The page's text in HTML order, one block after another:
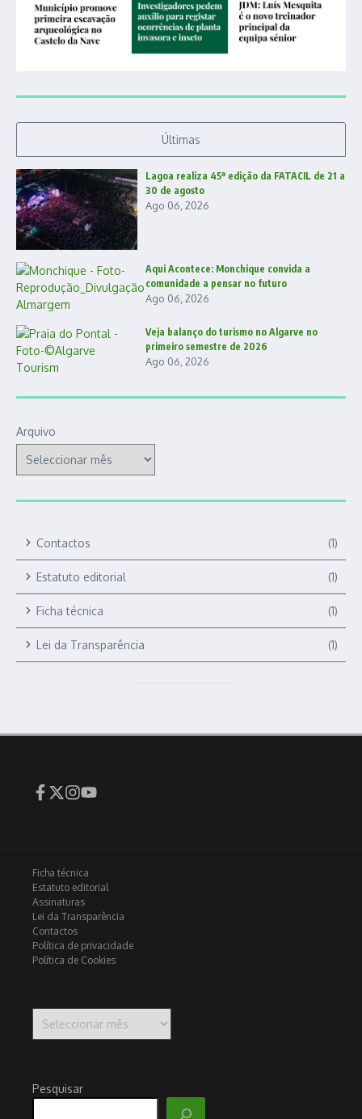
Últimas
Lagoa realiza 45ª edição da FATACIL de 21 a
30 de agosto
Ago 06, 2026
Aqui Acontece: Monchique convida a
comunidade a pensar no futuro
Ago 06, 2026
Veja balanço do turismo no Algarve no
primeiro semestre de 2026
Ago 06, 2026
Arquivo
Contactos (1)
Estatuto editorial (1)
Ficha técnica (1)
Lei da Transparência (1)
Ficha técnica
Estatuto editorial
Assinaturas
Lei da Transparência
Contactos
Política de privacidade
Política de Cookies
Pesquisar